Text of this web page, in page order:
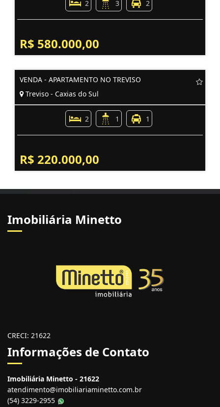
2 3 2
R$ 580.000,00
VENDA - APARTAMENTO NO TREVISO
Treviso - Caxias do Sul
2 1 1
R$ 220.000,00
Imobiliária Minetto
CRECI: 21622
Informações de Contato